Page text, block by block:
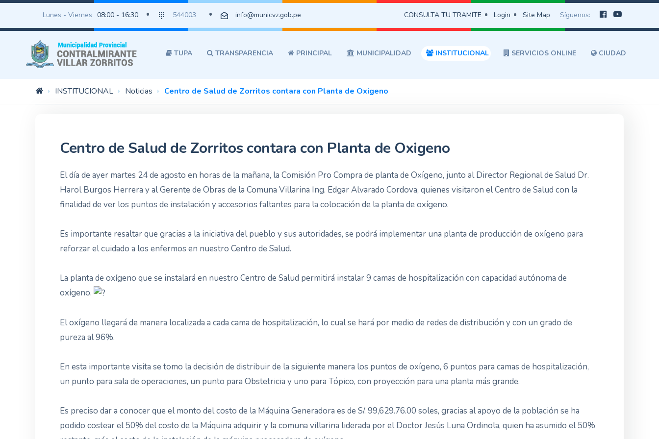
Lunes - Viernes 08:00 - 16:30 544003 info@municvz.gob.pe Síguenos:
CONSULTA TU TRAMITE Login Site Map
TUPA TRANSPARENCIA PRINCIPAL MUNICIPALIDAD INSTITUCIONAL SERVICIOS ONLINE CIUDAD
INSTITUCIONAL Noticias Centro de Salud de Zorritos contara con Planta de Oxigeno
Centro de Salud de Zorritos contara con Planta de Oxigeno
El día de ayer martes 24 de agosto en horas de la mañana, la Comisión Pro Compra de planta de Oxígeno, junto al Director Regional de Salud Dr.
Harol Burgos Herrera y al Gerente de Obras de la Comuna Villarina Ing. Edgar Alvarado Cordova, quienes visitaron el Centro de Salud con la
finalidad de ver los puntos de instalación y accesorios faltantes para la colocación de la planta de oxígeno.
Es importante resaltar que gracias a la iniciativa del pueblo y sus autoridades, se podrá implementar una planta de producción de oxígeno para
reforzar el cuidado a los enfermos en nuestro Centro de Salud.
La planta de oxígeno que se instalará en nuestro Centro de Salud permitirá instalar 9 camas de hospitalización con capacidad autónoma de
oxígeno.
El oxígeno llegará de manera localizada a cada cama de hospitalización, lo cual se hará por medio de redes de distribución y con un grado de
pureza al 96%.
En esta importante visita se tomo la decisión de distribuir de la siguiente manera los puntos de oxígeno, 6 puntos para camas de hospitalización,
un punto para sala de operaciones, un punto para Obstetricia y uno para Tópico, con proyección para una planta más grande.
Es preciso dar a conocer que el monto del costo de la Máquina Generadora es de S/. 99,629.76.00 soles, gracias al apoyo de la población se ha
podido costear el 50% del costo de la Máquina adquirir y la comuna villarina liderada por el Doctor Jesús Luna Ordinola, quien ha asumido el 50%